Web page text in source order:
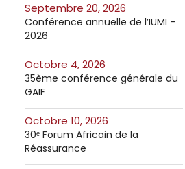
septembre 20, 2026
Conférence annuelle de l’IUMI -
2026
octobre 4, 2026
35ème conférence générale du
GAIF
octobre 10, 2026
30ᵉ Forum Africain de la
Réassurance